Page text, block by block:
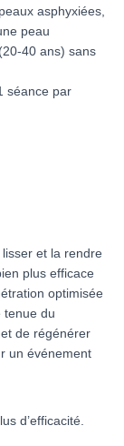
asphyxiées,
peau
40 ans) sans
séance par
lisser et la rendre
plus efficace
optimisée
tenue du
de régénérer
un événement
d’efficacité.